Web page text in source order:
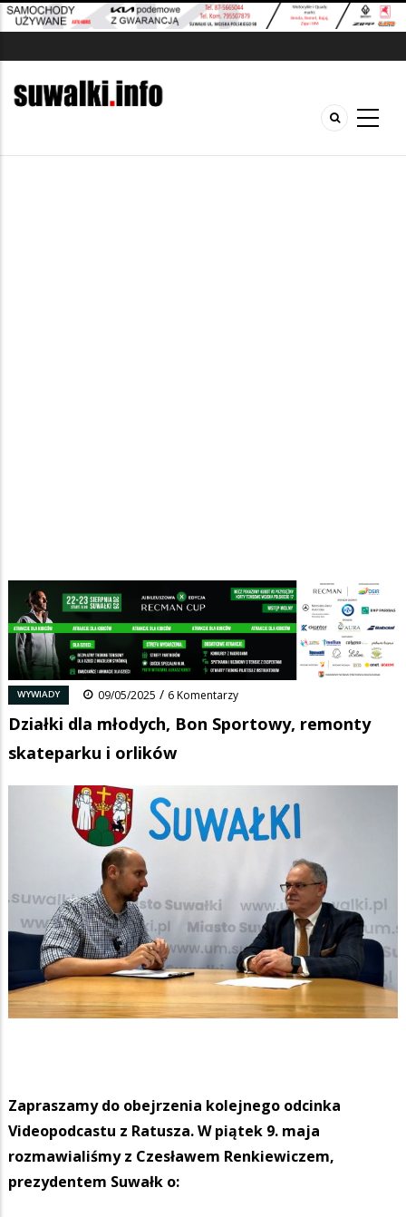
Ścieżka
nawigacyjna
Strona główna/Wiadomości/Wywiady/
Działki dla młodych, Bon Sportowy, remonty skateparku i orlików
FacebookPinterestTumblr Reddit Share
WYWIADY 09/05/2025 / 6 Komentarzy
Działki dla młodych, Bon Sportowy, remonty
skateparku i orlików
Zapraszamy do obejrzenia kolejnego odcinka
Videopodcastu z Ratusza. W piątek 9. maja
rozmawialiśmy z Czesławem Renkiewiczem,
prezydentem Suwałk o: